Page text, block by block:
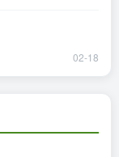
02-18